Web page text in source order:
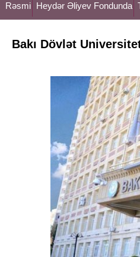
Rəsmi Heydər Əliyev Fondunda
Bakı Dövlət